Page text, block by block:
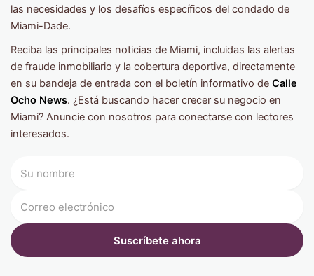
las necesidades y los desafíos específicos del condado de
Miami-Dade.
Reciba las principales noticias de Miami, incluidas las alertas
de fraude inmobiliario y la cobertura deportiva, directamente
en su bandeja de entrada con el boletín informativo de Calle
Ocho News. ¿Está buscando hacer crecer su negocio en
Miami? Anuncie con nosotros para conectarse con lectores
interesados.